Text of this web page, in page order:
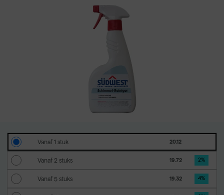
Vanaf 1 stuk 20.12
Vanaf 2 stuks 19.72 2%
Vanaf 5 stuks 19.32 4%